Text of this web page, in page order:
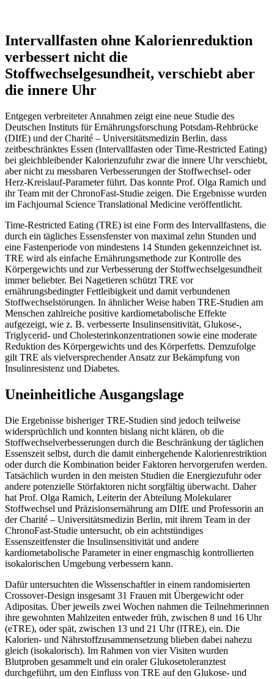
Intervallfasten ohne Kalorienreduktion
verbessert nicht die
Stoffwechselgesundheit, verschiebt aber
die innere Uhr
Entgegen verbreiteter Annahmen zeigt eine neue Studie des
Deutschen Instituts für Ernährungsforschung Potsdam-Rehbrücke
(DIfE) und der Charité – Universitätsmedizin Berlin, dass
zeitbeschränktes Essen (Intervallfasten oder Time-Restricted Eating)
bei gleichbleibender Kalorienzufuhr zwar die innere Uhr verschiebt,
aber nicht zu messbaren Verbesserungen der Stoffwechsel- oder
Herz-Kreislauf-Parameter führt. Das konnte Prof. Olga Ramich und
ihr Team mit der ChronoFast-Studie zeigen. Die Ergebnisse wurden
im Fachjournal Science Translational Medicine veröffentlicht.
Time-Restricted Eating (TRE) ist eine Form des Intervallfastens, die
durch ein tägliches Essensfenster von maximal zehn Stunden und
eine Fastenperiode von mindestens 14 Stunden gekennzeichnet ist.
TRE wird als einfache Ernährungsmethode zur Kontrolle des
Körpergewichts und zur Verbesserung der Stoffwechselgesundheit
immer beliebter. Bei Nagetieren schützt TRE vor
ernährungsbedingter Fettleibigkeit und damit verbundenen
Stoffwechselstörungen. In ähnlicher Weise haben TRE-Studien am
Menschen zahlreiche positive kardiometabolische Effekte
aufgezeigt, wie z. B. verbesserte Insulinsensitivität, Glukose-,
Triglycerid- und Cholesterinkonzentrationen sowie eine moderate
Reduktion des Körpergewichts und des Körperfetts. Demzufolge
gilt TRE als vielversprechender Ansatz zur Bekämpfung von
Insulinresistenz und Diabetes.
Uneinheitliche Ausgangslage
Die Ergebnisse bisheriger TRE-Studien sind jedoch teilweise
widersprüchlich und konnten bislang nicht klären, ob die
Stoffwechselverbesserungen durch die Beschränkung der täglichen
Essenszeit selbst, durch die damit einhergehende Kalorienrestriktion
oder durch die Kombination beider Faktoren hervorgerufen werden.
Tatsächlich wurden in den meisten Studien die Energiezufuhr oder
andere potenzielle Störfaktoren nicht sorgfältig überwacht. Daher
hat Prof. Olga Ramich, Leiterin der Abteilung Molekularer
Stoffwechsel und Präzisionsernährung am DIfE und Professorin an
der Charité – Universitätsmedizin Berlin, mit ihrem Team in der
ChronoFast-Studie untersucht, ob ein achtstündiges
Essenszeitfenster die Insulinsensitivität und andere
kardiometabolische Parameter in einer engmaschig kontrollierten
isokalorischen Umgebung verbessern kann.
Dafür untersuchten die Wissenschaftler in einem randomisierten
Crossover-Design insgesamt 31 Frauen mit Übergewicht oder
Adipositas. Über jeweils zwei Wochen nahmen die Teilnehmerinnen
ihre gewohnten Mahlzeiten entweder früh, zwischen 8 und 16 Uhr
(eTRE), oder spät, zwischen 13 und 21 Uhr (lTRE), ein. Die
Kalorien- und Nährstoffzusammensetzung blieben dabei nahezu
gleich (isokalorisch). Im Rahmen von vier Visiten wurden
Blutproben gesammelt und ein oraler Glukosetoleranztest
durchgeführt, um den Einfluss von TRE auf den Glukose- und